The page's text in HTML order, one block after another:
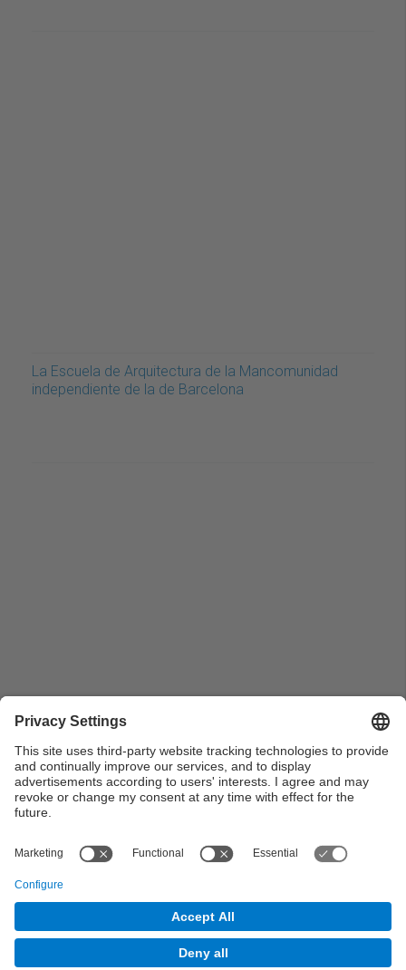
La Escuela de Arquitectura de la Mancomunidad
independiente de la de Barcelona
La Escuela de Arquitectura apoya a la Comisión
permanente del Parc Catalunya
© UPC Universitat Politècnica de Catalunya ·